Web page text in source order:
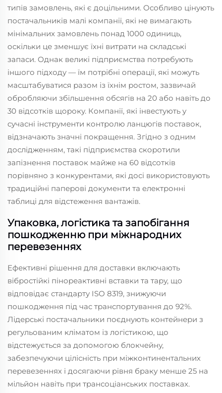
типів замовлень, які є доцільними. Особливо цінують
постачальників малі компанії, які не вимагають
мінімальних замовлень понад 1000 одиниць,
оскільки це зменшує їхні витрати на складські
запаси. Однак великі підприємства потребують
іншого підходу — їм потрібні операції, які можуть
масштабуватися разом із їхнім ростом, зазвичай
обробляючи збільшення обсягів на 20 або навіть до
30 відсотків щороку. Компанії, які інвестують у
сучасні інструменти контролю ланцюгів поставок,
відзначають значні покращення. Згідно з одним
дослідженням, такі підприємства скоротили
запізнення поставок майже на 60 відсотків
порівняно з конкурентами, які досі використовують
традиційні паперові документи та електронні
таблиці для відстеження вантажів.
Упаковка, логістика та запобігання
пошкодженню при міжнародних
перевезеннях
Ефективні рішення для доставки включають
вібростійкі пінореактивні вставки та тару, що
відповідає стандарту ISO 8319, знижуючи
пошкодження під час транспортування до 92%.
Лідерські постачальники поєднують контейнери з
регульованим кліматом із логістикою, що
відстежується за допомогою блокчейну,
забезпечуючи цілісність при міжконтинентальних
перевезеннях і досягаючи рівня браку менше 25 на
мільйон навіть при трансоціанських поставках.